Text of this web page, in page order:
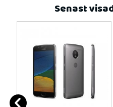
Senast